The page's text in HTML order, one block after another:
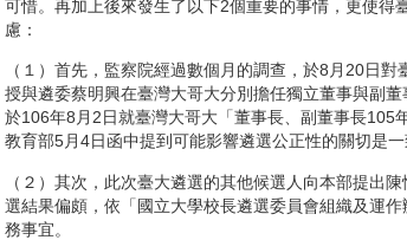
可惜。再加上後來發生了以下2個重要的事情，更使得
慮：
（１）首先，監察院經過數個月的調查，於8月20日
授與遴委蔡明興在臺灣大哥大分別擔任獨立董事與副
於106年8月2日就臺灣大哥大「董事長、副董事長105
教育部5月4日函中提到可能影響遴選公正性的關切是一
（２）其次，此次臺大遴選的其他候選人向本部提出
選結果偏頗，依「國立大學校長遴選委員會組織及運
務事宜。